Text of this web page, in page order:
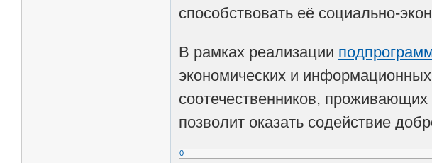
способствовать её социально-
В рамках реализации
экономических и
соотечественников,
позволит оказать содействие
0